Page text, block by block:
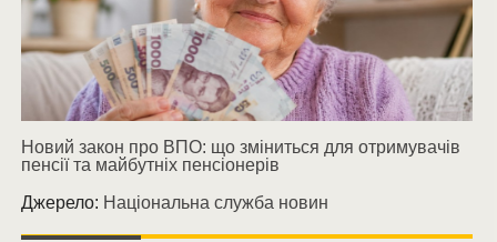
Новий закон про ВПО: що зміниться для отримувачів
пенсії та майбутніх пенсіонерів
Джерело: Національна служба новин